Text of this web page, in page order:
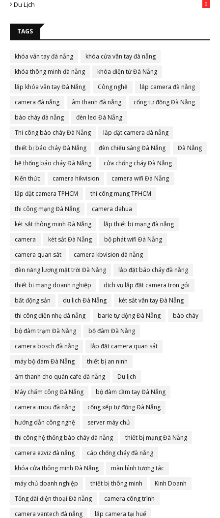
Du Lịch 9
TAGS
khóa vân tay đà nẵng
khóa cửa vân tay đà nẵng
khóa thông minh đà nẵng
khóa điện tử Đà Nẵng
lắp khóa vân tay Đà Nẵng
Công nghệ
lắp camera đà nẵng
camera đà nẵng
âm thanh đà nẵng
cổng tự động Đà Nẵng
báo cháy đà nẵng
đèn led Đà Nẵng
Thi công báo cháy Đà Nẵng
lắp đặt camera đà nẵng
thiết bị báo cháy Đà Nẵng
đèn chiếu sáng Đà Nẵng
Đà Nẵng
hệ thống báo cháy Đà Nẵng
cửa chống cháy Đà Nẵng
Kiến thức
camera hikvision
camera wifi Đà Nẵng
lắp đặt camera TPHCM
thi công mạng TPHCM
thi công mạng Đà Nẵng
camera dahua
két sắt thông minh Đà Nẵng
lắp thiết bị mạng đà nẵng
camera
két sắt Đà Nẵng
bộ phát wifi Đà Nẵng
camera quan sát
camera kbvision đà nẵng
đèn năng lượng mặt trời Đà Nẵng
lắp đặt báo cháy đà nẵng
thiết bị mạng doanh nghiệp
dịch vụ lắp đặt camera trọn gói
bất động sản
du lịch Đà Nẵng
két sắt vân tay Đà Nẵng
thi công điện nhẹ đà nẵng
barie tự động Đà Nẵng
báo cháy
bộ đàm trạm Đà Nẵng
bộ đàm Đà Nẵng
camera bosch đà nẵng
lắp đặt camera quan sát
máy bộ đàm Đà Nẵng
thiết bị an ninh
âm thanh cho quán cafe đà nẵng
Du lịch
Máy chấm công Đà Nẵng
bộ đàm cầm tay Đà Nẵng
camera imou đà nẵng
cổng xếp tự động Đà Nẵng
hướng dẫn công nghệ
server máy chủ
thi công hệ thống báo cháy đà nẵng
thiết bị mạng Đà Nẵng
camera ezviz đà nẵng
cáp chống cháy đà nẵng
khóa cửa thông minh Đà Nẵng
màn hình tương tác
máy chủ doanh nghiệp
thiết bị thông minh
Kinh Doanh
Tổng đài điện thoại Đà nẵng
camera công trình
camera vantech đà nẵng
lắp camera tại huế